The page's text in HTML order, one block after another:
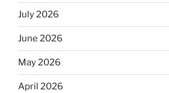
July 2026
June 2026
May 2026
April 2026